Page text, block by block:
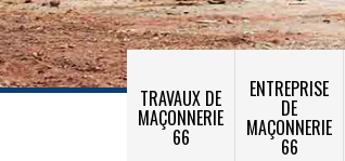
TRAVAUX DE
MAÇONNERIE
66
ENTREPRISE
DE
MAÇONNERIE
66